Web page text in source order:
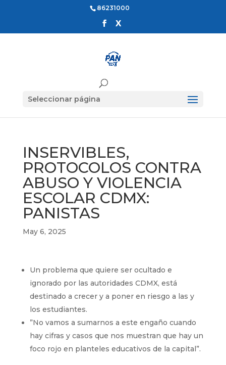
86231000
Seleccionar página
INSERVIBLES,
PROTOCOLOS CONTRA
ABUSO Y VIOLENCIA
ESCOLAR CDMX:
PANISTAS
May 6, 2025
Un problema que quiere ser ocultado e
ignorado por las autoridades CDMX, está
destinado a crecer y a poner en riesgo a las y
los estudiantes.
⁠”No vamos a sumarnos a este engaño cuando
hay cifras y casos que nos muestran que hay un
foco rojo en planteles educativos de la capital”.